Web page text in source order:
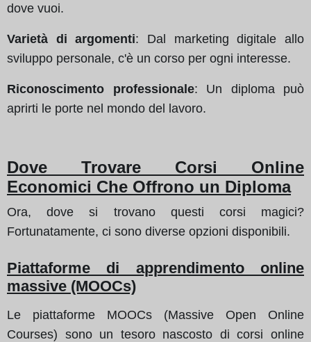
dove vuoi.
Varietà di argomenti: Dal marketing digitale allo
sviluppo personale, c'è un corso per ogni interesse.
Riconoscimento professionale: Un diploma può
aprirti le porte nel mondo del lavoro.
Dove Trovare Corsi Online
Economici Che Offrono un Diploma
Ora, dove si trovano questi corsi magici?
Fortunatamente, ci sono diverse opzioni disponibili.
Piattaforme di apprendimento online
massive (MOOCs)
Le piattaforme MOOCs (Massive Open Online
Courses) sono un tesoro nascosto di corsi online